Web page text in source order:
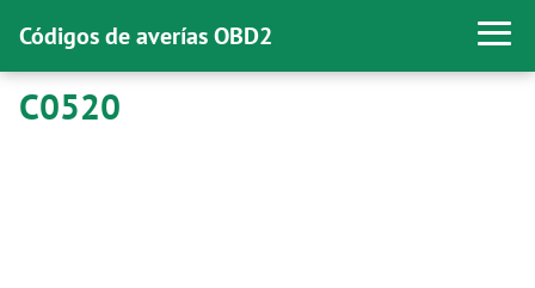
Códigos de averías OBD2
C0520